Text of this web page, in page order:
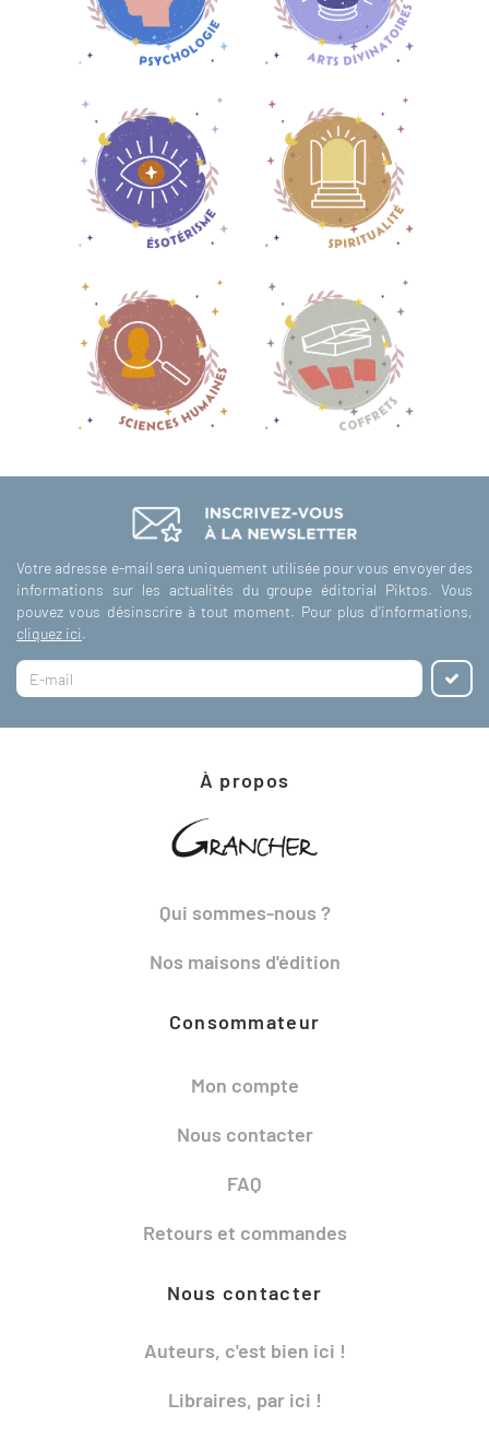
Votre adresse e-mail sera uniquement utilisée pour vous envoyer des
informations sur les actualités du groupe éditorial Piktos. Vous
pouvez vous désinscrire à tout moment. Pour plus d'informations,
cliquez ici.
À propos
Qui sommes-nous ?
Nos maisons d'édition
Consommateur
Mon compte
Nous contacter
FAQ
Retours et commandes
Nous contacter
Auteurs, c'est bien ici !
Libraires, par ici !